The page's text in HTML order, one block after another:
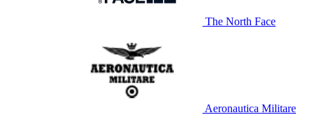
The North Face
Aeronautica Militare